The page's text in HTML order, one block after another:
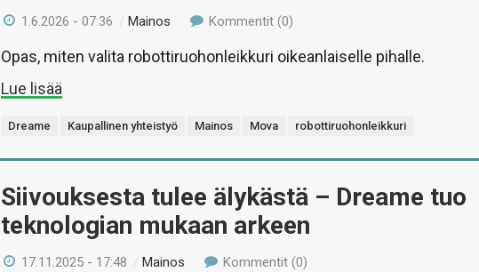
1.6.2026 - 07:36 /Mainos Kommentit (0)
Opas, miten valita robottiruohonleikkuri oikeanlaiselle pihalle.
Lue lisää
Dreame Kaupallinen yhteistyö Mainos Mova robottiruohonleikkuri
Siivouksesta tulee älykästä – Dreame tuo
teknologian mukaan arkeen
17.11.2025 - 17:48 /Mainos Kommentit (0)